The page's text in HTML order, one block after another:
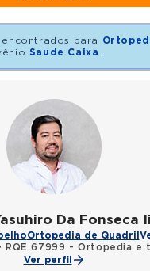
para
Saude Caixa
Da Fonseca
Ortopedia de Quadril
RQE 67999 - Ortopedia e
Ver perfil